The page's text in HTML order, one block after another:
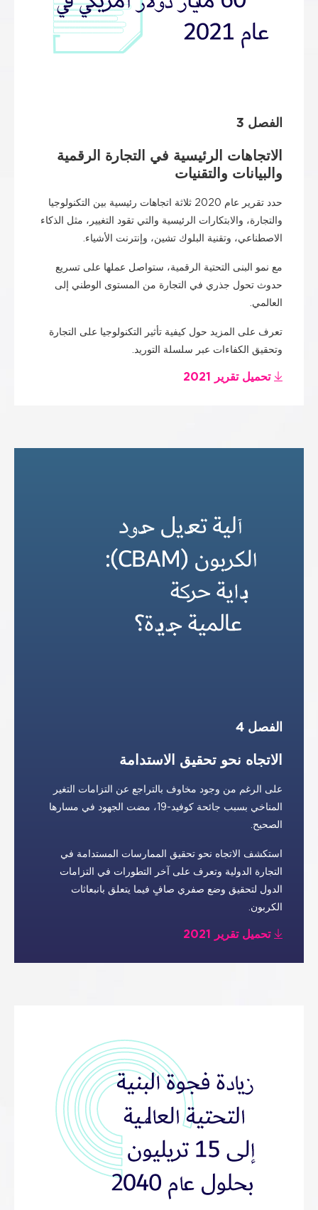
الفصل 3
الاتجاهات الرئيسية في التجارة الرقمية
والبيانات والتقنيات
حدد تقرير عام 2020 ثلاثة اتجاهات رئيسية بين التكنولوجيا
والتجارة، والابتكارات الرئيسية والتي تقود التغيير، مثل الذكاء
الاصطناعي، وتقنية البلوك تشين، وإنترنت الأشياء.
مع نمو البنى التحتية الرقمية، ستواصل عملها على تسريع
حدوث تحول جذري في التجارة من المستوى الوطني إلى
العالمي.
تعرف على المزيد حول كيفية تأثير التكنولوجيا على التجارة
وتحقيق الكفاءات عبر سلسلة التوريد.
تحميل تقرير 2021
الفصل 4
الاتجاه نحو تحقيق الاستدامة
على الرغم من وجود مخاوف بالتراجع عن التزامات التغير
المناخي بسبب جائحة كوفيد-19، مضت الجهود في مسارها
الصحيح.
استكشف الاتجاه نحو تحقيق الممارسات المستدامة في
التجارة الدولية وتعرف على آخر التطورات في التزامات
الدول لتحقيق وضع صفري صافٍ فيما يتعلق بانبعاثات
الكربون.
تحميل تقرير 2021